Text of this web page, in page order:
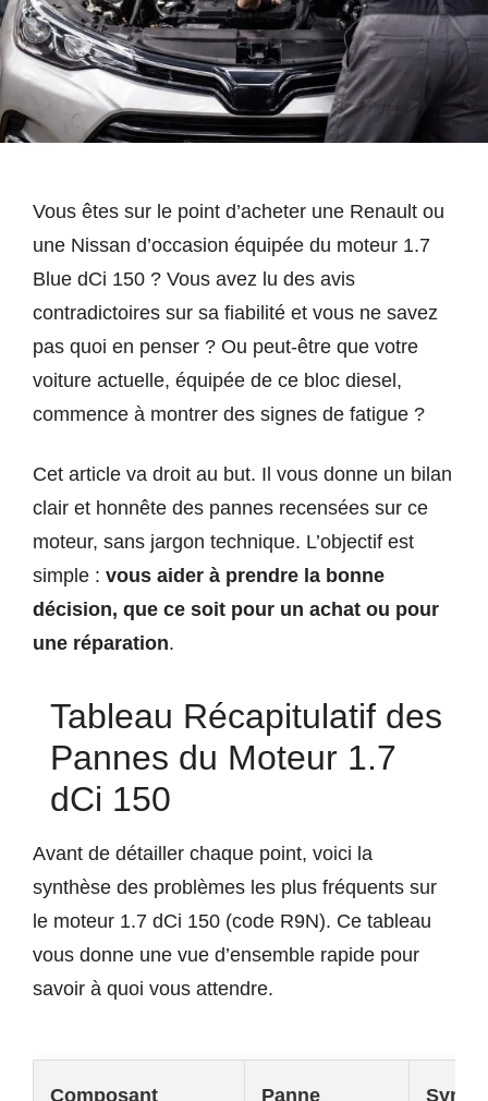
Vous êtes sur le point d’acheter une Renault ou
une Nissan d’occasion équipée du moteur 1.7
Blue dCi 150 ? Vous avez lu des avis
contradictoires sur sa fiabilité et vous ne savez
pas quoi en penser ? Ou peut-être que votre
voiture actuelle, équipée de ce bloc diesel,
commence à montrer des signes de fatigue ?
Cet article va droit au but. Il vous donne un bilan
clair et honnête des pannes recensées sur ce
moteur, sans jargon technique. L’objectif est
simple : vous aider à prendre la bonne
décision, que ce soit pour un achat ou pour
une réparation.
Tableau Récapitulatif des
Pannes du Moteur 1.7
dCi 150
Avant de détailler chaque point, voici la
synthèse des problèmes les plus fréquents sur
le moteur 1.7 dCi 150 (code R9N). Ce tableau
vous donne une vue d’ensemble rapide pour
savoir à quoi vous attendre.
Composant
Panne